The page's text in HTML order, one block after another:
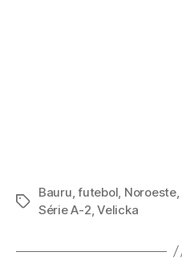
Tags
Bauru ,futebol Noroeste,
Série A-2 ,Velicka